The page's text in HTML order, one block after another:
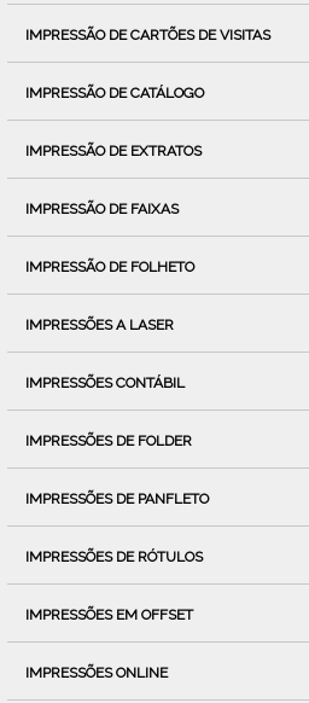
IMPRESSÃO DE CARTÕES DE VISITAS
IMPRESSÃO DE CATÁLOGO
IMPRESSÃO DE EXTRATOS
IMPRESSÃO DE FAIXAS
IMPRESSÃO DE FOLHETO
IMPRESSÕES A LASER
IMPRESSÕES CONTÁBIL
IMPRESSÕES DE FOLDER
IMPRESSÕES DE PANFLETO
IMPRESSÕES DE RÓTULOS
IMPRESSÕES EM OFFSET
IMPRESSÕES ONLINE